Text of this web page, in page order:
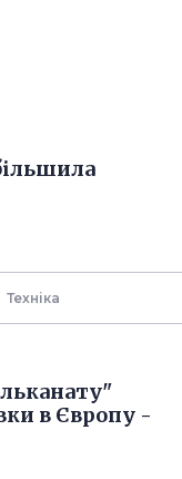
Технiка
в Європу -